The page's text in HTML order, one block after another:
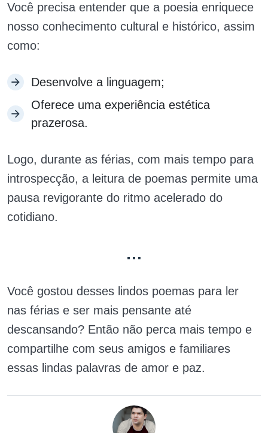
Você precisa entender que a poesia enriquece
nosso conhecimento cultural e histórico, assim
como:
Desenvolve a linguagem;
Oferece uma experiência estética
prazerosa.
Logo, durante as férias, com mais tempo para
introspecção, a leitura de poemas permite uma
pausa revigorante do ritmo acelerado do
cotidiano.
…
Você gostou desses lindos poemas para ler
nas férias e ser mais pensante até
descansando? Então não perca mais tempo e
compartilhe com seus amigos e familiares
essas lindas palavras de amor e paz.